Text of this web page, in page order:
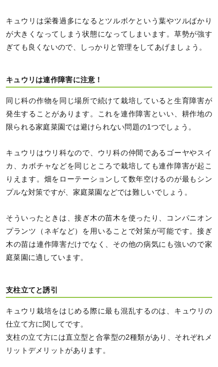
キュウリは栄養過多になるとツルボケという葉やツルばかり
が大きくなってしまう状態になってしまいます。草勢が強す
ぎても良くないので、しっかりと管理をしてあげましょう。
キュウリは連作障害に注意！
同じ科の作物を同じ場所で続けて栽培していると生育障害が
発生することがあります。これを連作障害といい、耕作地の
限られる家庭菜園では避けられない問題の1つでしょう。
キュウリはウリ科なので、ウリ科の仲間であるゴーヤやスイ
カ、カボチャなどを同じところで栽培しても連作障害が起こ
りえます。畑をローテーションして数年空けるのが最もシン
プルな対策ですが、家庭菜園などでは難しいでしょう。
そういったときは、接ぎ木の苗木を使ったり、コンパニオン
プランツ（ネギなど）を用いることで対策が可能です。接ぎ
木の苗は連作障害だけでなく、その他の病気にも強いので家
庭菜園に適しています。
支柱立てと誘引
キュウリ栽培をはじめる際に最も混乱するのは、キュウリの
仕立て方に関してです。
支柱の立て方には直立型と合掌型の2種類があり、それぞれメ
リットデメリットがあります。